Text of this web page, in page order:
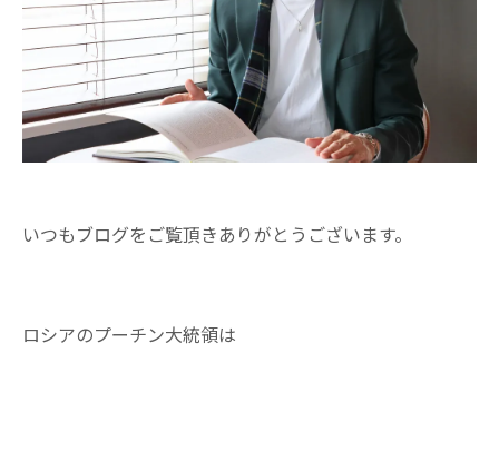
いつもブログをご覧頂きありがとうございます。
ロシアのプーチン大統領は